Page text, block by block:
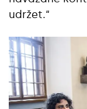
udržet.“